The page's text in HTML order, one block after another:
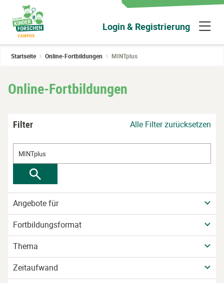
Hauptinhalt
wechseln
Login & Registrierung
Startseite Online-Fortbildungen MINTplus
Online-Fortbildungen
Filter Alle Filter zurücksetzen
Angebote für
Fortbildungsformat
Thema
Zeitaufwand